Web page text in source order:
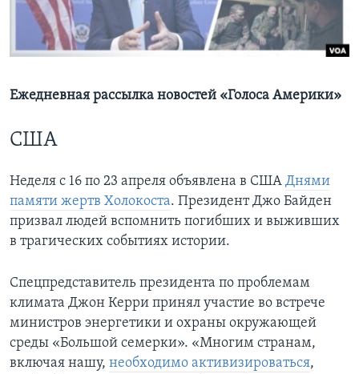
Learning English
Языки
Ежедневная рассылка новостей «Голоса Америки»
США
Неделя с 16 по 23 апреля объявлена в США Днями
памяти жертв Холокоста. Президент Джо Байден
призвал людей вспомнить погибших и выживших
в трагических событиях истории.
Спецпредставитель президента по проблемам
климата Джон Керри принял участие во встрече
министров энергетики и охраны окружающей
среды «Большой семерки». «Многим странам,
включая нашу, необходимо активизироваться,